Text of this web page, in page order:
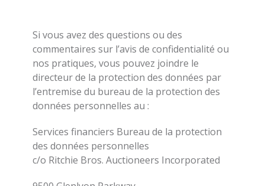
Si vous avez des questions ou des
commentaires sur l’avis de confidentialité ou
nos pratiques, vous pouvez joindre le
directeur de la protection des données par
l’entremise du bureau de la protection des
données personnelles au :
Services financiers Bureau de la protection
des données personnelles
c/o Ritchie Bros. Auctioneers Incorporated